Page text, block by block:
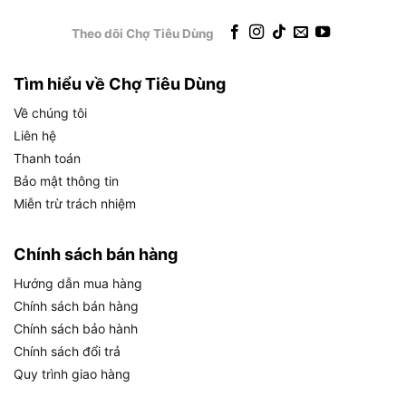
công nghiệp Mỹ, đảm bảo hiệu suất và độ bền.
cải thiện độ ổn định và giảm thiểu rung động,
mang lại trải nghiệm cắt mượt mà. Hãy cùng khám
phá cách sử dụng sản phẩm để đạt hiệu quả tối
ưu.
Cách sử dụng và bảo quản lưỡi cưa
Cách sử dụng và bảo quản lưỡi cưa Milwaukee 48-00-
Sau khi nắm rõ đặc điểm, việc sử dụng và bảo
Theo dõi Chợ Tiêu Dùng
Tìm hiểu về Chợ Tiêu Dùng
Về chúng tôi
Liên hệ
Thanh toán
Bảo mật thông tin
Miễn trừ trách nhiệm
Chính sách bán hàng
Hướng dẫn mua hàng
Chính sách bán hàng
Chính sách bảo hành
Chính sách đổi trả
Quy trình giao hàng